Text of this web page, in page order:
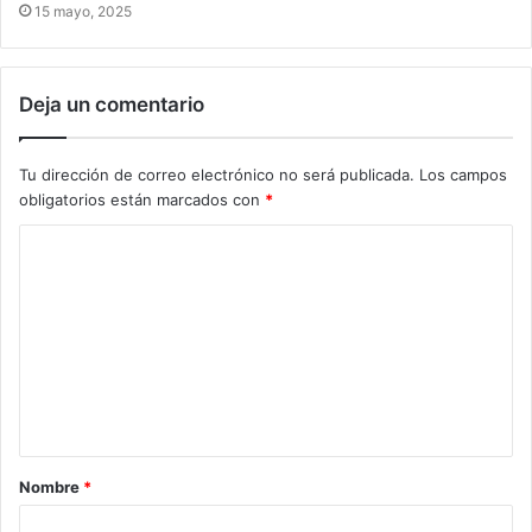
15 mayo, 2025
Deja un comentario
Tu dirección de correo electrónico no será publicada. Los campos
obligatorios están marcados con *
Nombre *